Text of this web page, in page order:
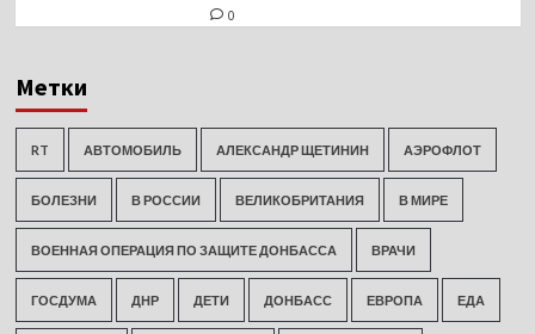
0
Метки
RT АВТОМОБИЛЬ АЛЕКСАНДР ЩЕТИНИН АЭРОФЛОТ
БОЛЕЗНИ В РОССИИ ВЕЛИКОБРИТАНИЯ В МИРЕ
ВОЕННАЯ ОПЕРАЦИЯ ПО ЗАЩИТЕ ДОНБАССА ВРАЧИ
ГОСДУМА ДНР ДЕТИ ДОНБАСС ЕВРОПА ЕДА